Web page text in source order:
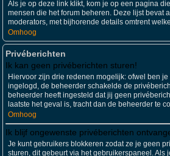
Als je op deze link klikt, kom je op een pagina
mensen die het forum beheren. Deze lijst bevat
moderators, met bijhorende details omtrent
Omhoog
Privéberichten
Ik kan geen privéberichten sturen!
Hiervoor zijn drie redenen mogelijk: ofwel ben
ingelogd, de beheerder schakelde de
beheerder heeft ingesteld dat jij geen
laatste het geval is, tracht dan de beheerder te
Omhoog
Ik blijf ongewenste privéberichten
Je kunt gebruikers blokkeren zodat ze je geen
sturen, dit gebeurt via het gebruikerspaneel. Als